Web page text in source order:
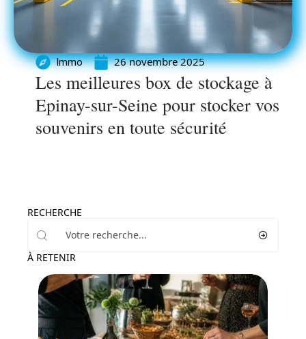
Immo 26 novembre 2025
Les meilleures box de stockage à
Epinay-sur-Seine pour stocker vos
souvenirs en toute sécurité
RECHERCHE
À RETENIR